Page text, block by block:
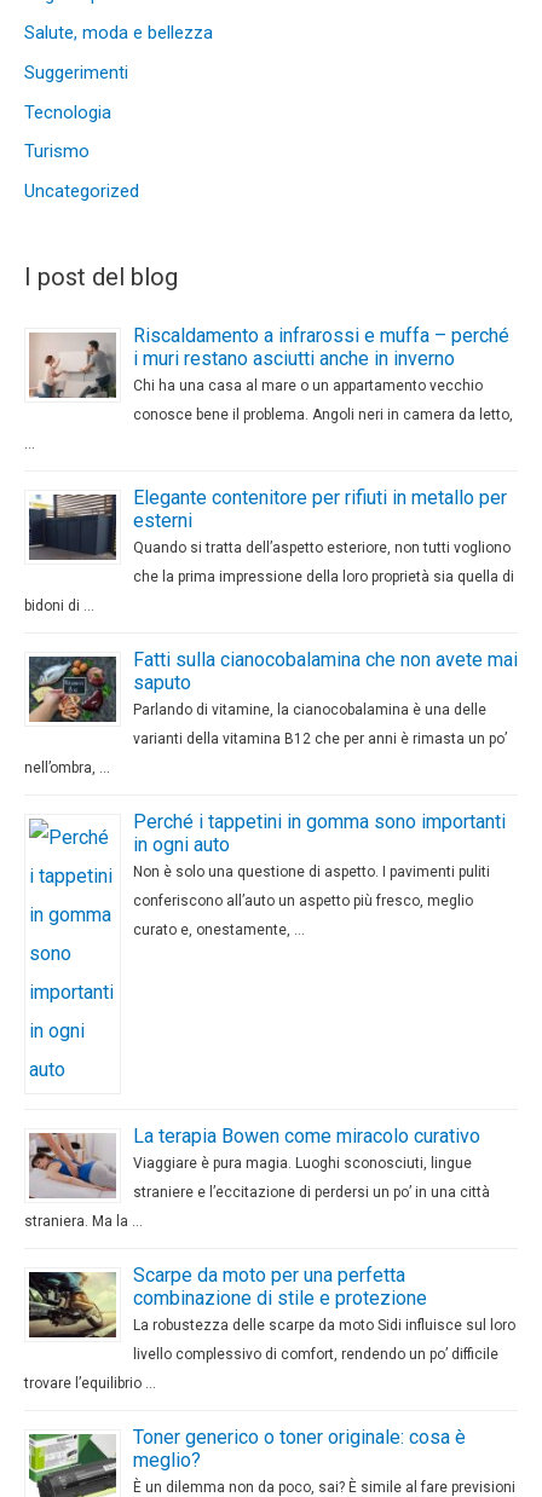
Salute, moda e bellezza
Suggerimenti
Tecnologia
Turismo
Uncategorized
I post del blog
Riscaldamento a infrarossi e muffa – perché
i muri restano asciutti anche in inverno
Chi ha una casa al mare o un appartamento vecchio
conosce bene il problema. Angoli neri in camera da letto,
Elegante contenitore per rifiuti in metallo per
esterni
Quando si tratta dell’aspetto esteriore, non tutti vogliono
che la prima impressione della loro proprietà sia quella di
bidoni di …
Fatti sulla cianocobalamina che non avete mai
saputo
Parlando di vitamine, la cianocobalamina è una delle
varianti della vitamina B12 che per anni è rimasta un po’
nell’ombra, …
Perché i tappetini in gomma sono importanti
in ogni auto
Non è solo una questione di aspetto. I pavimenti puliti
conferiscono all’auto un aspetto più fresco, meglio
curato e, onestamente, …
La terapia Bowen come miracolo curativo
Viaggiare è pura magia. Luoghi sconosciuti, lingue
straniere e l’eccitazione di perdersi un po’ in una città
straniera. Ma la …
Scarpe da moto per una perfetta
combinazione di stile e protezione
La robustezza delle scarpe da moto Sidi influisce sul loro
livello complessivo di comfort, rendendo un po’ difficile
trovare l’equilibrio …
Toner generico o toner originale: cosa è
meglio?
È un dilemma non da poco, sai? È simile al fare previsioni